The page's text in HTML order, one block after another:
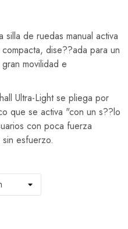
silla de ruedas manual activa
dise??ada para un
movilidad e
Ultra-Light se pliega por
que se activa "con un s??lo
con poca fuerza
esfuerzo.